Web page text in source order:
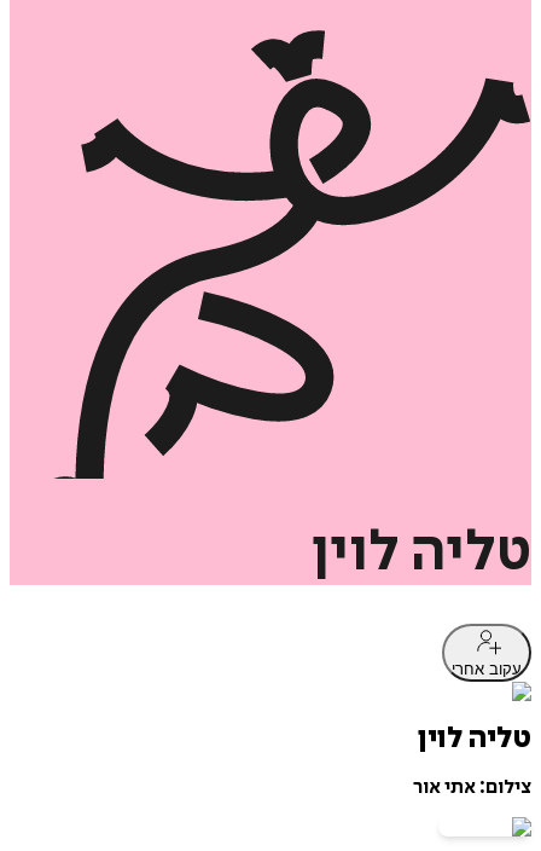
טליה לוין
עקוב אחרי
טליה לוין
צילום: אתי אור